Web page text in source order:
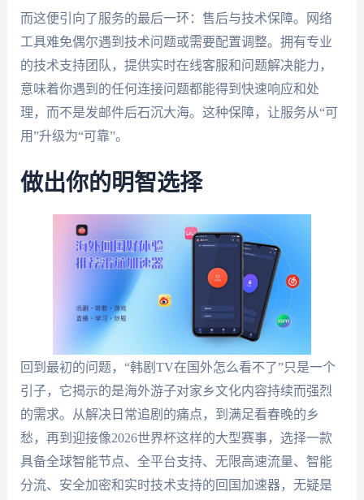
而这便引向了服务的最后一环：售后与技术保障。网络
工具难免偶尔遇到技术问题或需要配置调整。拥有专业
的技术支持团队，提供实时在线客服和问题解决能力，
意味着你遇到的任何连接问题都能得到快速响应和处
理，而不是发邮件后石沉大海。这种保障，让服务从“可
用”升级为“可靠”。
做出你的明智选择
回到最初的问题，“韩剧TV在国外怎么看不了”只是一个
引子，它揭示的是海外游子对家乡文化内容持续而强烈
的需求。从解决日常追剧的痛点，到满足看春晚的乡
愁，再到迎接像2026世界杯这样的大型赛事，选择一款
具备全球智能节点、全平台支持、无限高速流量、智能
分流、安全加密和实时技术支持的回国加速器，无疑是